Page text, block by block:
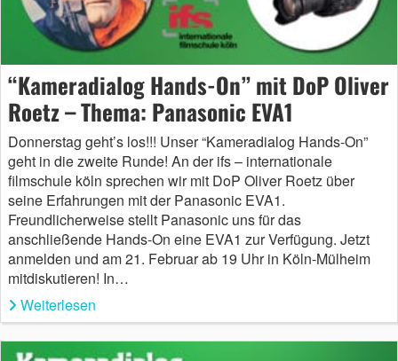
“Kameradialog Hands-On” mit DoP Oliver
Roetz – Thema: Panasonic EVA1
Donnerstag geht’s los!!! Unser “Kameradialog Hands-On”
geht in die zweite Runde! An der ifs – internationale
filmschule köln sprechen wir mit DoP Oliver Roetz über
seine Erfahrungen mit der Panasonic EVA1.
Freundlicherweise stellt Panasonic uns für das
anschließende Hands-On eine EVA1 zur Verfügung. Jetzt
anmelden und am 21. Februar ab 19 Uhr in Köln-Mülheim
mitdiskutieren! In…
Weiterlesen